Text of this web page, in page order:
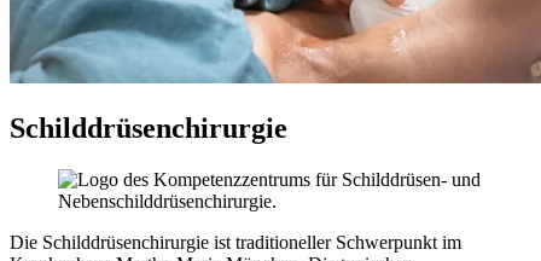
Schilddrüsenchirurgie
Die Schilddrüsenchirurgie ist traditioneller Schwerpunkt im